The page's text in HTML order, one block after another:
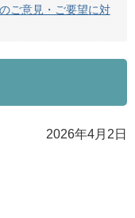
ご意見・ご要望に対
2026年4月2日